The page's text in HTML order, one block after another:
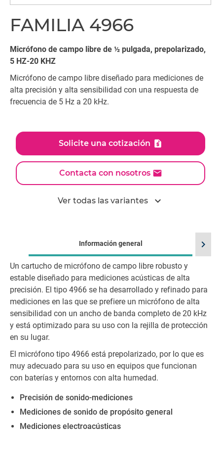
FAMILIA 4966
Micrófono de campo libre de ½ pulgada, prepolarizado,
5 HZ-20 KHZ
Micrófono de campo libre diseñado para mediciones de
alta precisión y alta sensibilidad con una respuesta de
frecuencia de 5 Hz a 20 kHz.
Solicite una cotización
Contacta con nosotros
Ver todas las variantes expand_more
Información general
Un cartucho de micrófono de campo libre robusto y
estable diseñado para mediciones acústicas de alta
precisión. El tipo 4966 se ha desarrollado y refinado para
mediciones en las que se prefiere un micrófono de alta
sensibilidad con un ancho de banda completo de 20 kHz
y está optimizado para su uso con la rejilla de protección
en su lugar.
El micrófono tipo 4966 está prepolarizado, por lo que es
muy adecuado para su uso en equipos que funcionan
con baterías y entornos con alta humedad.
Precisión de sonido-mediciones
Mediciones de sonido de propósito general
Mediciones electroacústicas
chevron_right